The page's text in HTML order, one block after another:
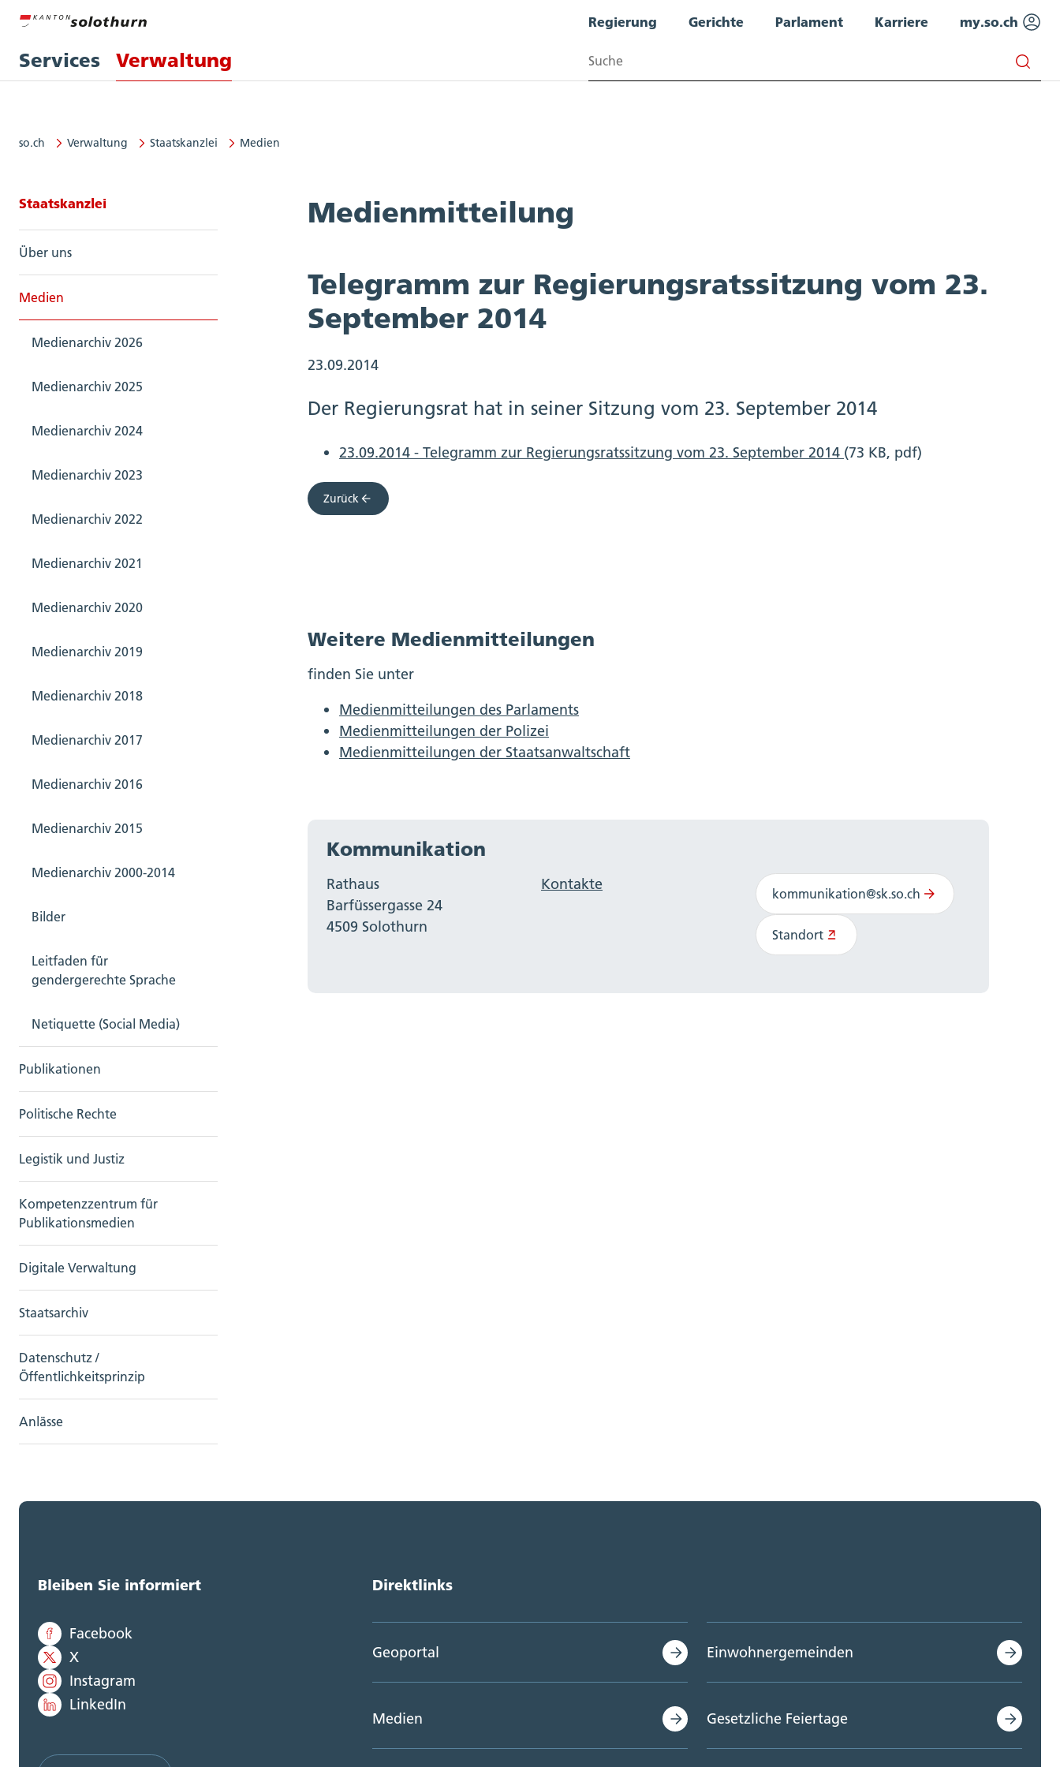
Services Verwaltung
Regierung Gerichte Parlament Karriere my.so.ch
Suchen
so.ch Verwaltung Staatskanzlei Medien
Seitennavigation: Staatskanzlei
Staatskanzlei
Über uns
Medien
Medienarchiv 2026
Medienarchiv 2025
Medienarchiv 2024
Medienarchiv 2023
Medienarchiv 2022
Medienarchiv 2021
Medienarchiv 2020
Medienarchiv 2019
Medienarchiv 2018
Medienarchiv 2017
Medienarchiv 2016
Medienarchiv 2015
Medienarchiv 2000-2014
Bilder
Leitfaden für
gendergerechte Sprache
Netiquette (Social Media)
Publikationen
Politische Rechte
Legistik und Justiz
Kompetenzzentrum für
Publikationsmedien
Digitale Verwaltung
Staatsarchiv
Datenschutz /
Öffentlichkeitsprinzip
Anlässe
Medienmitteilung
Telegramm zur Regierungsratssitzung vom 23.
September 2014
23.09.2014
Der Regierungsrat hat in seiner Sitzung vom 23. September 2014
23.09.2014 - Telegramm zur Regierungsratssitzung vom 23. September 2014 (73 KB, pdf)
Zurück
Weitere Medienmitteilungen
finden Sie unter
Medienmitteilungen des Parlaments
Medienmitteilungen der Polizei
Medienmitteilungen der Staatsanwaltschaft
Kommunikation
Rathaus
Barfüssergasse 24
4509 Solothurn
Kontakte
kommunikation@sk.so.ch
Standort
Bleiben Sie informiert
Facebook
X
Instagram
LinkedIn
Direktlinks
Geoportal
Medien
Einwohnergemeinden
Gesetzliche Feiertage